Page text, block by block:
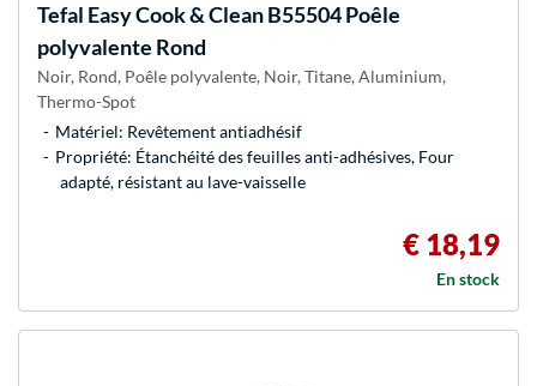
Tefal Easy Cook & Clean B55504 Poêle
polyvalente Rond
Noir, Rond, Poêle polyvalente, Noir, Titane, Aluminium,
Thermo-Spot
Matériel: Revêtement antiadhésif
Propriété: Étanchéité des feuilles anti-adhésives, Four
adapté, résistant au lave-vaisselle
€ 18,19
En stock